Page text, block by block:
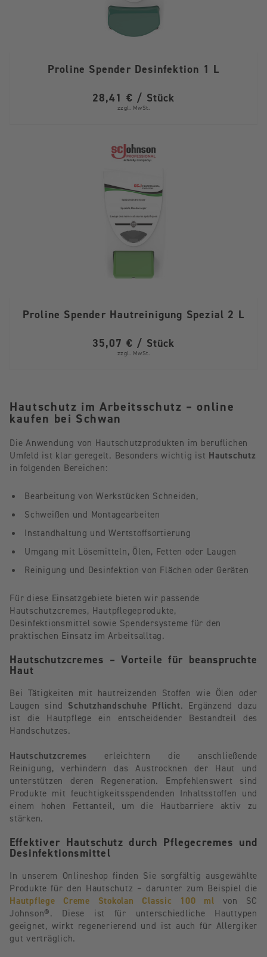
Proline Spender Desinfektion 1 L
28,41 € / Stück
zzgl. MwSt.
Proline Spender Hautreinigung Spezial 2 L
35,07 € / Stück
zzgl. MwSt.
Hautschutz im Arbeitsschutz – online
kaufen bei Schwan
Die Anwendung von Hautschutzprodukten im beruflichen
Umfeld ist klar geregelt. Besonders wichtig ist Hautschutz
in folgenden Bereichen:
Bearbeitung von Werkstücken Schneiden,
Schweißen und Montagearbeiten
Instandhaltung und Wertstoffsortierung
Umgang mit Lösemitteln, Ölen, Fetten oder Laugen
Reinigung und Desinfektion von Flächen oder Geräten
Für diese Einsatzgebiete bieten wir passende
Hautschutzcremes, Hautpflegeprodukte,
Desinfektionsmittel sowie Spendersysteme für den
praktischen Einsatz im Arbeitsalltag.
Hautschutzcremes – Vorteile für beanspruchte
Haut
Bei Tätigkeiten mit hautreizenden Stoffen wie Ölen oder
Laugen sind Schutzhandschuhe Pflicht. Ergänzend dazu
ist die Hautpflege ein entscheidender Bestandteil des
Handschutzes.
Hautschutzcremes erleichtern die anschließende
Reinigung, verhindern das Austrocknen der Haut und
unterstützen deren Regeneration. Empfehlenswert sind
Produkte mit feuchtigkeitsspendenden Inhaltsstoffen und
einem hohen Fettanteil, um die Hautbarriere aktiv zu
stärken.
Effektiver Hautschutz durch Pflegecremes und
Desinfektionsmittel
In unserem Onlineshop finden Sie sorgfältig ausgewählte
Produkte für den Hautschutz – darunter zum Beispiel die
Hautpflege Creme Stokolan Classic 100 ml von SC
Johnson®. Diese ist für unterschiedliche Hauttypen
geeignet, wirkt regenerierend und ist auch für Allergiker
gut verträglich.